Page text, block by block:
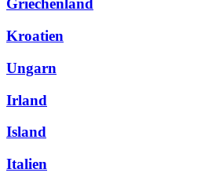
Griechenland
Kroatien
Ungarn
Irland
Island
Italien